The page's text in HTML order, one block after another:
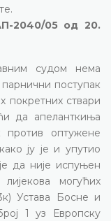
2040/05 од 20.
судом нема
поступак
покретних ствари
да апеланткиња
против оптужене
ју је и упутио
да није испуњен
могућих
Устава Босне и
1 уз Европску